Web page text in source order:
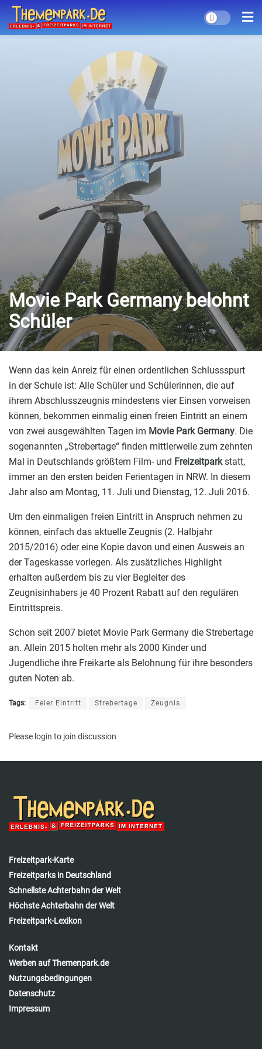
Movie Park Germany belohnt
Schüler
Wenn das kein Anreiz für einen ordentlichen Schlussspurt
in der Schule ist: Alle Schüler und Schülerinnen, die auf
ihrem Abschlusszeugnis mindestens vier Einsen vorweisen
können, bekommen einmalig einen freien Eintritt an einem
von zwei ausgewählten Tagen im Movie Park Germany. Die
sogenannten „Strebertage“ finden mittlerweile zum zehnten
Mal in Deutschlands größtem Film- und Freizeitparkstatt,
immer an den ersten beiden Ferientagen in NRW. In diesem
Jahr also am Montag, 11. Juli und Dienstag, 12. Juli 2016.
Um den einmaligen freien Eintritt in Anspruch nehmen zu
können, einfach das aktuelle Zeugnis (2. Halbjahr
2015/2016) oder eine Kopie davon und einen Ausweis an
der Tageskasse vorlegen. Als zusätzliches Highlight
erhalten außerdem bis zu vier Begleiter des
Zeugnisinhabers je 40 Prozent Rabatt auf den regulären
Eintrittspreis.
Schon seit 2007 bietet Movie Park Germany die Strebertage
an. Allein 2015 holten mehr als 2000 Kinder und
Jugendliche ihre Freikarte als Belohnung für ihre besonders
guten Noten ab.
Tags: Feier Eintritt Strebertage Zeugnis
Please login to join discussion
Freizeitpark-Karte
Freizeitparks in Deutschland
Schnellste Achterbahn der Welt
Höchste Achterbahn der Welt
Freizeitpark-Lexikon
Kontakt
Werben auf Themenpark.de
Nutzungsbedingungen
Datenschutz
Impressum